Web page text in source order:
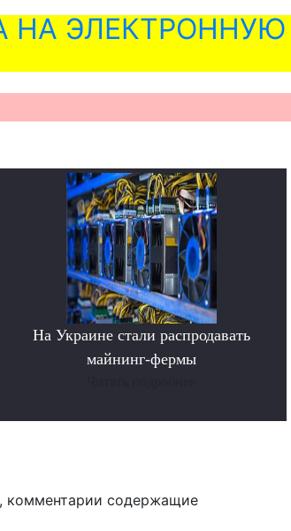
НА ЭЛЕКТРОННУЮ
На Украине стали распродавать
майнинг-фермы
комментарии содержащие